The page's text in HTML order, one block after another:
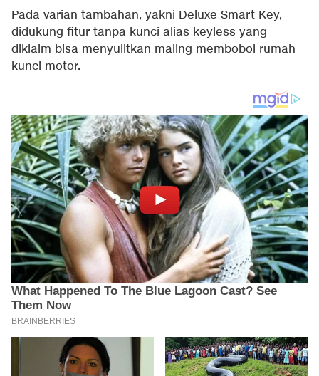
Pada varian tambahan, yakni Deluxe Smart Key,
didukung fitur tanpa kunci alias keyless yang
diklaim bisa menyulitkan maling membobol rumah
kunci motor.